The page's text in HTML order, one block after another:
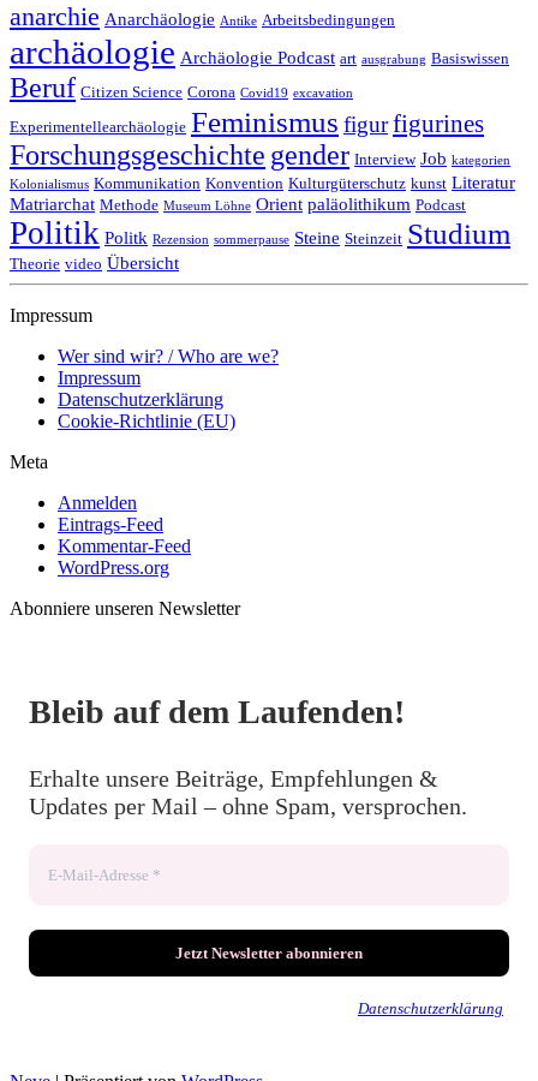
anarchie Anarchäologie Antike Arbeitsbedingungen
archäologie Archäologie Podcast art ausgrabung Basiswissen
Beruf Citizen Science Corona Covid19 excavation
Experimentellearchäologie Feminismus figurfigurines
Forschungsgeschichte gender Interview Job kategorien
Kolonialismus Kommunikation Konvention Kulturgüterschutz kunst Literatur
Matriarchat Methode Museum Löhne Orient paläolithikum Podcast
Politik Politk Rezension sommerpause Steine Steinzeit Studium
Theorie video Übersicht
Impressum
Wer sind wir? / Who are we?
Impressum
Datenschutzerklärung
Cookie-Richtlinie (EU)
Meta
Anmelden
Eintrags-Feed
Kommentar-Feed
WordPress.org
Abonniere unseren Newsletter
Bleib auf dem Laufenden!
Erhalte unsere Beiträge, Empfehlungen &
Updates per Mail – ohne Spam, versprochen.
Datenschutzerklärung